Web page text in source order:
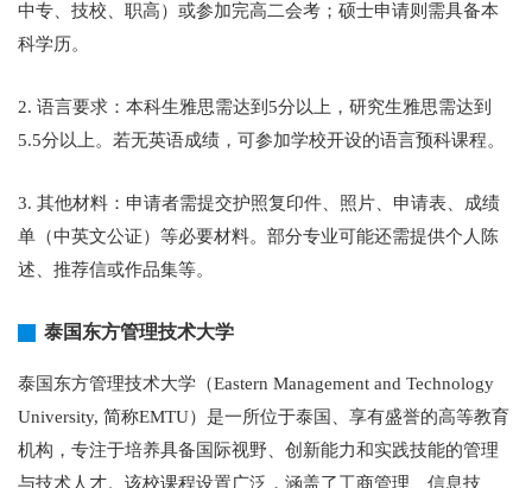
中专、技校、职高）或参加完高二会考；硕士申请则需具备本
科学历。
2. 语言要求：本科生雅思需达到5分以上，研究生雅思需达到
5.5分以上。若无英语成绩，可参加学校开设的语言预科课程。
3. 其他材料：申请者需提交护照复印件、照片、申请表、成绩
单（中英文公证）等必要材料。部分专业可能还需提供个人陈
述、推荐信或作品集等。
泰国东方管理技术大学
泰国东方管理技术大学（Eastern Management and Technology
University, 简称EMTU）是一所位于泰国、享有盛誉的高等教育
机构，专注于培养具备国际视野、创新能力和实践技能的管理
与技术人才。该校课程设置广泛，涵盖了工商管理、信息技